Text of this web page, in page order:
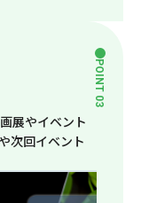
展やイベント
次回イベント
POINT 03